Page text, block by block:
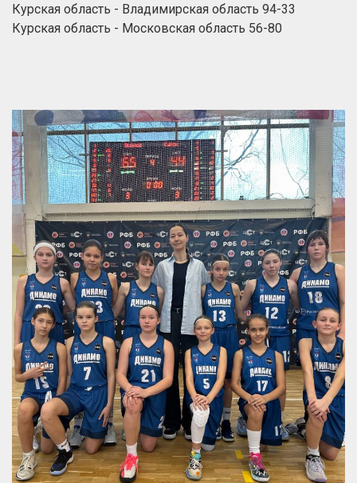
Курская область - Владимирская область 94-33
Курская область - Московская область 56-80